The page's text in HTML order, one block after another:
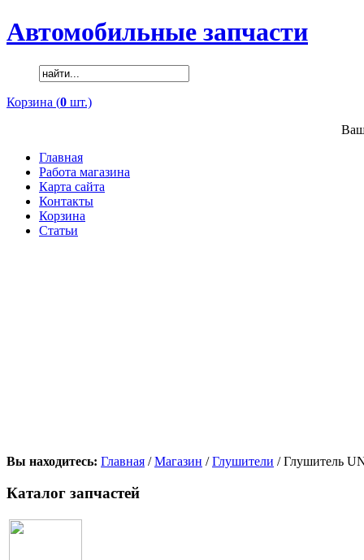
Автомобильные запчасти
Корзина (0 шт.)
Главная
Работа магазина
Карта сайта
Контакты
Корзина
Статьи
Вы находитесь: Главная /Магазин /Глушители / Глушитель
Каталог запчастей